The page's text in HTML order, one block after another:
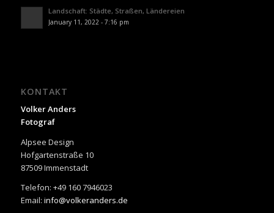
Landschaft: Städte, Straßen, Ländereien
January 11, 2022 - 7:16 pm
KONTAKT
Volker Anders
Fotograf
Alpsee Design
Hofgartenstraße 10
87509 Immenstadt
Telefon: +49 160 7946023
Email: info@volkeranders.de